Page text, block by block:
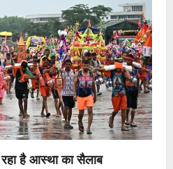
है आस्था का सैलाब